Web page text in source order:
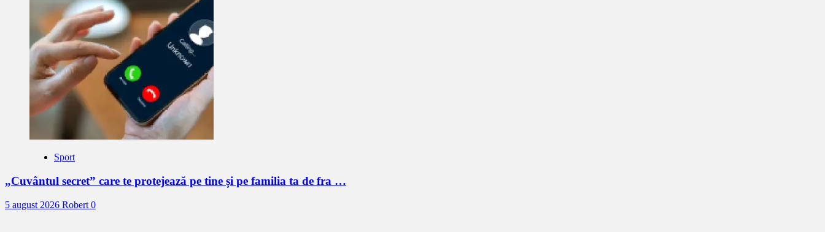
Sport
„Cuvântul secret” care te protejează pe tine și pe familia ta de fra …
5 august 2026 Robert 0